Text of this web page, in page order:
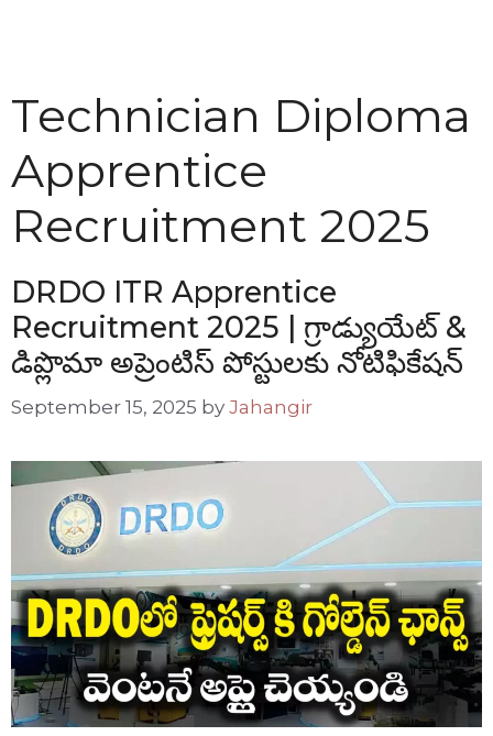
Technician Diploma
Apprentice
Recruitment 2025
DRDO ITR Apprentice
Recruitment 2025 | గ్రాడ్యుయేట్ &
డిప్లొమా అప్రెంటిస్ పోస్టులకు నోటిఫికేషన్
September 15, 2025 by Jahangir